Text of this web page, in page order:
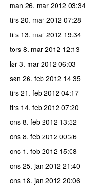
man 26. mar 2012 03:34
tirs 20. mar 2012 07:28
tirs 13. mar 2012 19:34
tors 8. mar 2012 12:13
lør 3. mar 2012 06:03
søn 26. feb 2012 14:35
tirs 21. feb 2012 04:17
tirs 14. feb 2012 07:20
ons 8. feb 2012 13:32
ons 8. feb 2012 00:26
ons 1. feb 2012 15:08
ons 25. jan 2012 21:40
ons 18. jan 2012 20:06